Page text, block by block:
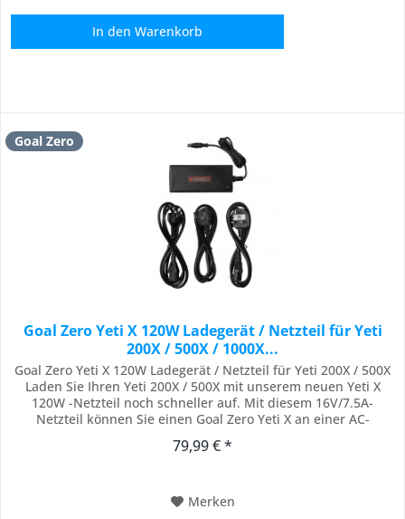
In den Warenkorb
Goal Zero
Goal Zero Yeti X 120W Ladegerät / Netzteil für Yeti
200X / 500X / 1000X...
Goal Zero Yeti X 120W Ladegerät / Netzteil für Yeti 200X / 500X
Laden Sie Ihren Yeti 200X / 500X mit unserem neuen Yeti X
120W -Netzteil noch schneller auf. Mit diesem 16V/7.5A-
Netzteil können Sie einen Goal Zero Yeti X an einer AC-
Kauf eines Yeti 1000X oder 1500X enthalten. Verwenden Sie es
79,99 € *
Merken